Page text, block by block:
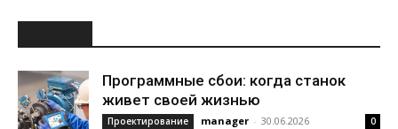
Программные сбои: когда станок
живет своей жизнью
Проектирование manager - 30.06.2026 0